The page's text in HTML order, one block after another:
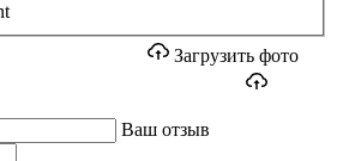
Загрузить фото
Ваш отзыв